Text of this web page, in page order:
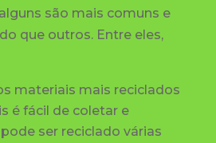
são mais comuns e
que outros. Entre eles,
materiais mais reciclados
é fácil de coletar e
ser reciclado várias